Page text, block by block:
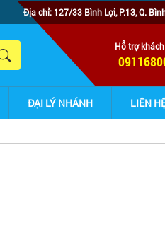
Địa chỉ: 127/33 Bình Lợi, P.13, Q.
Hỗ trợ
ĐẠI LÝ NHÁNH LIÊN